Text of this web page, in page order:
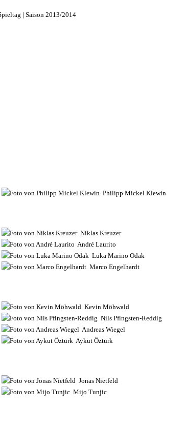
| Saison 2013/2014
Philipp Mickel Klewin
Niklas Kreuzer
André Laurito
Luka Marino Odak
Marco Engelhardt
Kevin Möhwald
Nils Pfingsten-Reddig
Andreas Wiegel
Aykut Öztürk
Jonas Nietfeld
Mijo Tunjic